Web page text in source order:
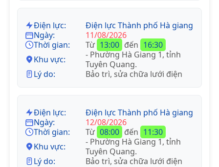
Điện lực:
Điện lực Thành phố Hà giang
Ngày:
11/08/2026
Thời gian:
Từ 13:00 đến 16:30
Khu vực:
- Phường Hà Giang 1, tỉnh
Tuyên Quang.
Lý do:
Bảo trì, sửa chữa lưới điện
Điện lực:
Điện lực Thành phố Hà giang
Ngày:
12/08/2026
Thời gian:
Từ 08:00 đến 11:30
Khu vực:
- Phường Hà Giang 1, tỉnh
Tuyên Quang.
Lý do:
Bảo trì, sửa chữa lưới điện